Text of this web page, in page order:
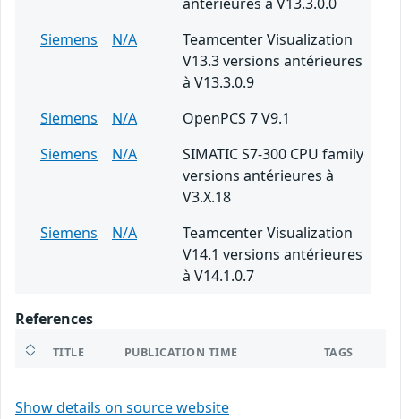
Siemens
N/A
Teamcenter Visualization
V13.3 versions antérieures
à V13.3.0.9
Siemens
N/A
OpenPCS 7 V9.1
Siemens
N/A
SIMATIC S7-300 CPU family
versions antérieures à
V3.X.18
Siemens
N/A
Teamcenter Visualization
V14.1 versions antérieures
à V14.1.0.7
References
TITLE PUBLICATION TIME TAGS
Show details on source website